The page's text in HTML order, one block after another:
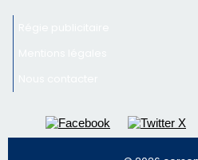
nos meilleurs articles